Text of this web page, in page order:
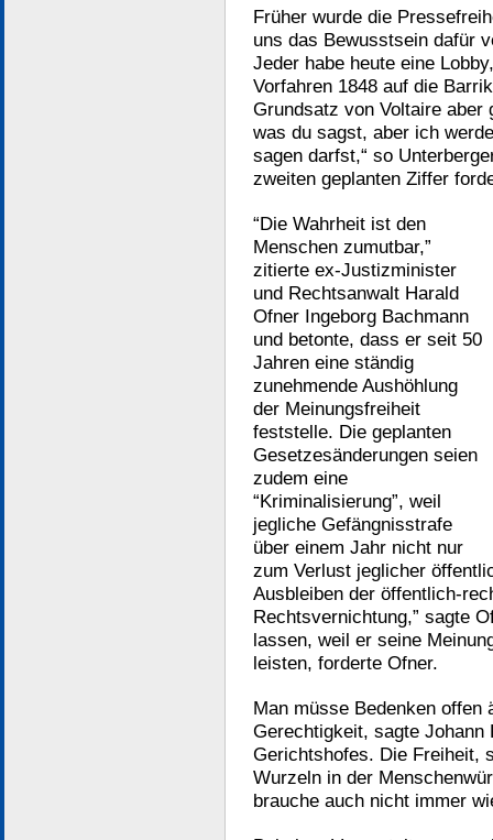
Früher wurde die
uns das Bewusstsein dafür
Jeder habe heute eine
Vorfahren 1848 auf die
Grundsatz von Voltaire aber
was du sagst, aber ich
sagen darfst,“ so
zweiten geplanten Ziffer
“Die Wahrheit ist den
Menschen zumutbar,”
zitierte ex-Justizminister
und Rechtsanwalt Harald
Ofner Ingeborg Bachmann
und betonte, dass er seit 50
Jahren eine ständig
zunehmende Aushöhlung
der Meinungsfreiheit
feststelle. Die geplanten
Gesetzesänderungen seien
zudem eine
“Kriminalisierung”, weil
jegliche Gefängnisstrafe
über einem Jahr nicht nur
zum Verlust jeglicher
Ausbleiben der öffentlich-
Rechtsvernichtung,” sagte
lassen, weil er seine
leisten, forderte Ofner.
Man müsse Bedenken offen
Gerechtigkeit, sagte
Gerichtshofes. Die Freiheit,
Wurzeln in der
brauche auch nicht immer